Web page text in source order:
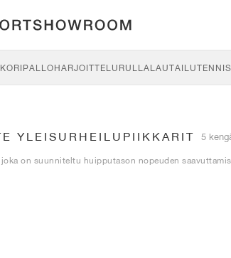
KORIPALLOHARJOITTELU RULLALAUTAILUTENNIS
YLEISURHEILUPIIKKARIT 5
on suunniteltu huipputason nopeuden